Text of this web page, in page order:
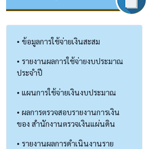
• ข้อมูลการใช้จ่ายเงินสะสม
• รายงานผลการใช้จ่ายงบประมาณ
ประจำปี
• แผนการใช้จ่ายเงินงบประมาณ
• ผลการตรวจสอบรายงานการเงิน
ของ สำนักงานตรวจเงินแผ่นดิน
• รายงานผลการดำเนินงานราย